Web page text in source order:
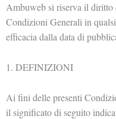
Ambuweb si riserva il diritto
Condizioni Generali in
efficacia dalla data di
1. DEFINIZIONI
Ai fini delle presenti
il significato di seguito